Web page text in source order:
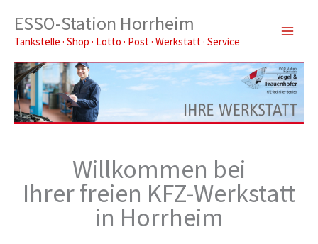
Inhalt
springen
ESSO-Station Horrheim
Tankstelle · Shop · Lotto · Post · Werkstatt · Service
Willkommen bei
Ihrer freien KFZ-Werkstatt
in Horrheim